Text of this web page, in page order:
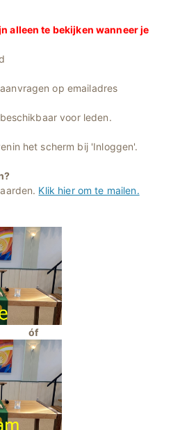
alleen te bekijken wanneer je
op emailadres
voor leden.
het scherm bij 'Inloggen'.
Klik hier om te mailen.
óf